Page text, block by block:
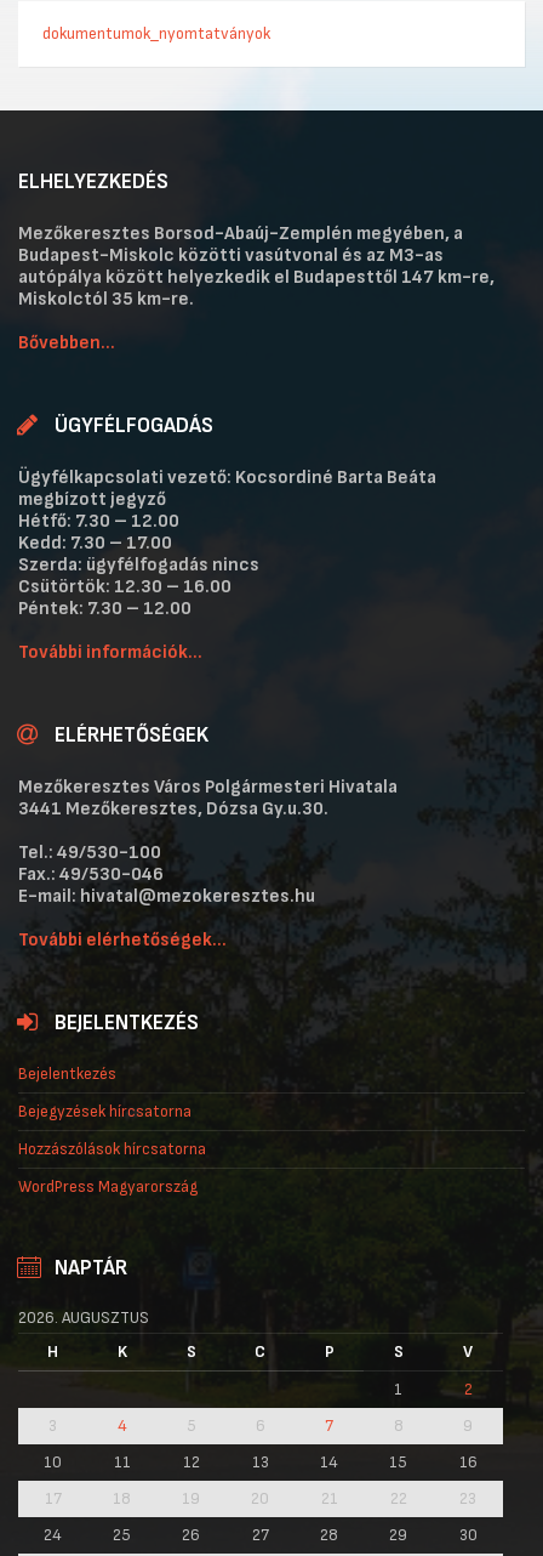
dokumentumok_nyomtatványok
ELHELYEZKEDÉS
Mezőkeresztes Borsod-Abaúj-Zemplén megyében, a
Budapest-Miskolc közötti vasútvonal és az M3-as
autópálya között helyezkedik el Budapesttől 147 km-re,
Miskolctól 35 km-re.
Bővebben...
ÜGYFÉLFOGADÁS
Ügyfélkapcsolati vezető: Kocsordiné Barta Beáta
megbízott jegyző
Hétfő: 7.30 – 12.00
Kedd: 7.30 – 17.00
Szerda: ügyfélfogadás nincs
Csütörtök: 12.30 – 16.00
Péntek: 7.30 – 12.00
További információk...
ELÉRHETŐSÉGEK
Mezőkeresztes Város Polgármesteri Hivatala
3441 Mezőkeresztes, Dózsa Gy.u.30.
Tel.: 49/530-100
Fax.: 49/530-046
E-mail: hivatal@mezokeresztes.hu
További elérhetőségek...
BEJELENTKEZÉS
Bejelentkezés
Bejegyzések hírcsatorna
Hozzászólások hírcsatorna
WordPress Magyarország
NAPTÁR
2026. AUGUSZTUS
H
K S C P S
V
1
2
3
4 5 6 7 8
9
10
11 12 13 14 15
16
17
18 19 20 21 22
23
24
25 26 27 28 29 30